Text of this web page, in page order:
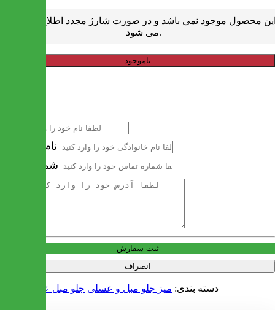
محصول موجود نمی باشد و در صورت شارژ مجدد اطلاع رسانی
می شود.
ناموجود
نام خانوادگی
شماره تماس
ثبت سفارش
انصراف
دسته بندی: میز جلو مبل و عسلی جلو مبل عسلی چوبی